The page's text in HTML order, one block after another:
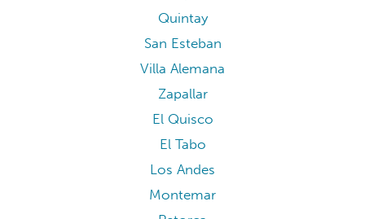
Quintay
San Esteban
Villa Alemana
Zapallar
El Quisco
El Tabo
Los Andes
Montemar